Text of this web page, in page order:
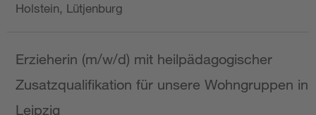
Holstein, Lütjenburg
Erzieherin (m/w/d) mit heilpädagogischer
Zusatzqualifikation für unsere Wohngruppen in
Leipzig